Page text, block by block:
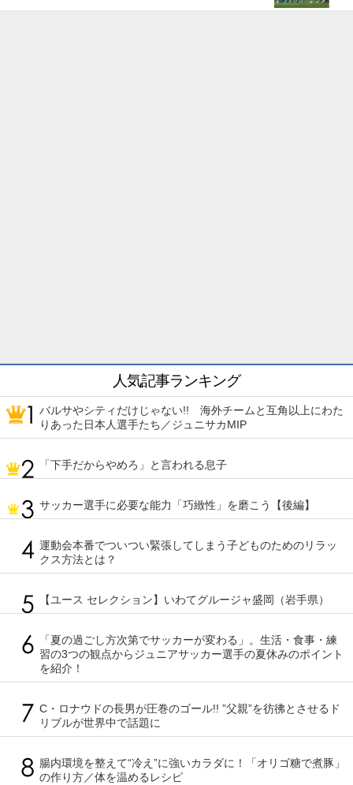
人気記事ランキング
バルサやシティだけじゃない!! 海外チームと互角以上にわた
りあった日本人選手たち／ジュニサカMIP
「下手だからやめろ」と言われる息子
サッカー選手に必要な能力「巧緻性」を磨こう【後編】
運動会本番でついつい緊張してしまう子どものためのリラッ
クス方法とは？
【ユース セレクション】いわてグルージャ盛岡（岩手県）
「夏の過ごし方次第でサッカーが変わる」。生活・食事・練
習の3つの観点からジュニアサッカー選手の夏休みのポイント
を紹介！
C・ロナウドの長男が圧巻のゴール!! ”父親”を彷彿とさせるド
リブルが世界中で話題に
腸内環境を整えて“冷え”に強いカラダに！「オリゴ糖で煮豚」
の作り方／体を温めるレシピ